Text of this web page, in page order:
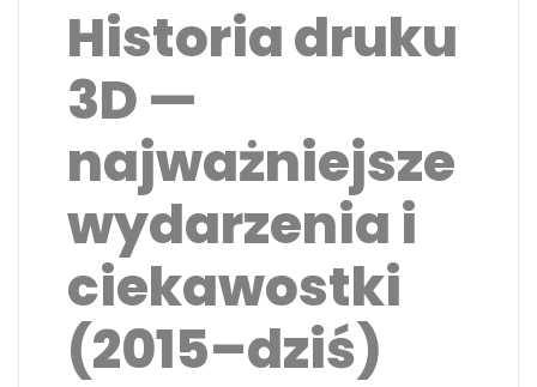
Historia druku
3D —
najważniejsze
wydarzenia i
ciekawostki
(2015–dziś)